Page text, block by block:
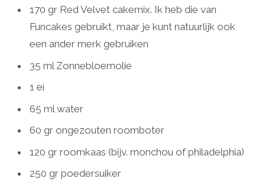
170 gr Red Velvet cakemix. Ik heb die van
Funcakes gebruikt, maar je kunt natuurlijk ook
een ander merk gebruiken
35 ml Zonnebloemolie
1 ei
65 ml water
60 gr ongezouten roomboter
120 gr roomkaas (bijv. monchou of philadelphia)
250 gr poedersuiker